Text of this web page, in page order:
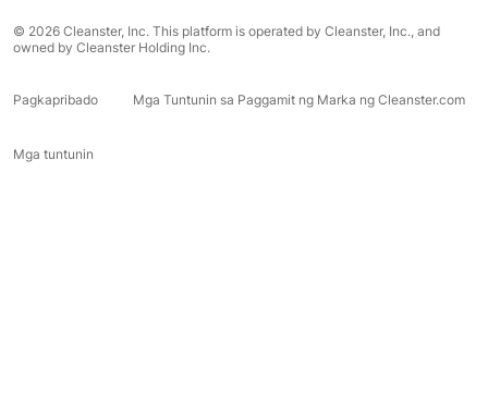
© 2026 Cleanster, Inc. This platform is operated by Cleanster, Inc., and
owned by Cleanster Holding Inc.
Pagkapribado Mga Tuntunin sa Paggamit ng Marka ng Cleanster.com
Mga tuntunin